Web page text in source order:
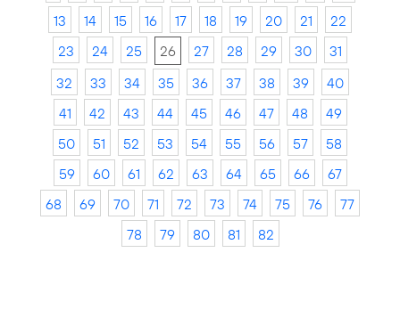
13
14 15 16 17 18 19 20 21
22
23
24 25 26 27 28 29 30
31
32
33 34 35 36 37 38 39
40
41
42 43 44 45 46 47 48
49
50
51 52 53 54 55 56 57
58
59
60 61 62 63 64 65 66
67
68
69 70 71 72 73 74 75 76
77
78
79 80 81 82